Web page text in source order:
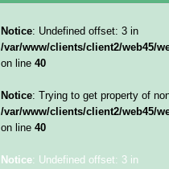
Notice: Undefined offset: 3 in
/var/www/clients/client2/web45/
on line 40
Notice: Trying to get property of
/var/www/clients/client2/web45/
on line 40
Notice: Undefined offset: 3 in